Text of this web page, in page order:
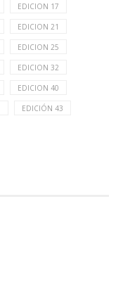
EDICION 17
EDICION 21
EDICION 25
EDICION 32
EDICION 40
EDICIÓN 43